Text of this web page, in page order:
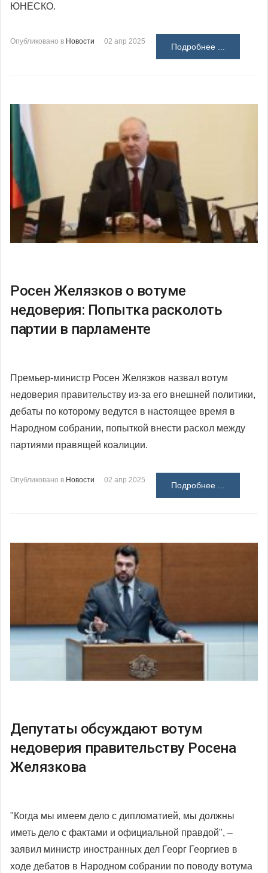
ЮНЕСКО.
Опубликовано в Новости 02 апр 2025
Подробнее ...
Росен Желязков о вотуме
недоверия: Попытка расколоть
партии в парламенте
Премьер-министр Росен Желязков назвал вотум
недоверия правительству из-за его внешней политики,
дебаты по которому ведутся в настоящее время в
Народном собрании, попыткой внести раскол между
партиями правящей коалиции.
Опубликовано в Новости 02 апр 2025
Подробнее ...
Депутаты обсуждают вотум
недоверия правительству Росена
Желязкова
"Когда мы имеем дело с дипломатией, мы должны
иметь дело с фактами и официальной правдой", –
заявил министр иностранных дел Георг Георгиев в
ходе дебатов в Народном собрании по поводу вотума